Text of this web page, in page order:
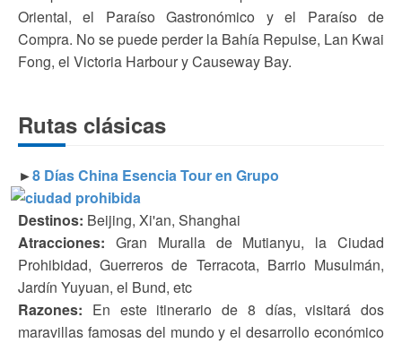
Oriental, el Paraíso Gastronómico y el Paraíso de
Compra. No se puede perder la Bahía Repulse, Lan Kwai
Fong, el Victoria Harbour y Causeway Bay.
Rutas clásicas
►8 Días China Esencia Tour en Grupo
Destinos: Beijing, Xi'an, Shanghai
Atracciones: Gran Muralla de Mutianyu, la Ciudad
Prohibidad, Guerreros de Terracota, Barrio Musulmán,
Jardín Yuyuan, el Bund, etc
Razones: En este itinerario de 8 días, visitará dos
maravillas famosas del mundo y el desarrollo económico